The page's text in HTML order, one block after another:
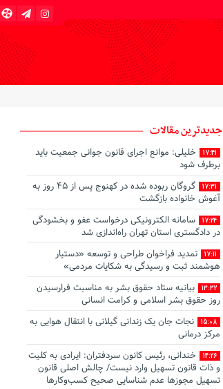
جدیدترین مقالات
17:41
خلیلی: موانع اجرای قانون جوانی جمعیت باید
برطرف شود
17:31
گروگان ربوده‌ شده در کهنوج پس از ۴۵ روز به
آغوش خانواده بازگشت
17:24
سامانه الکترونیکی درخواست عفو و بخشودگی
در دادگستری استان تهران راه‌اندازی شد
17:11
تمدید فراخوان طراحی و توسعه «دستیار
هوشمند ثبت و رسیدگی به شکایات مردمی»
13:32
بیانیه ستاد حقوق بشر به مناسبت فرارسیدن
روز حقوق بشر اسلامی و کرامت انسانی
15:08
نجات جان یک زندانی گیلانی با انتقال هوایی به
مرکز درمانی
14:26
خندانی، رئیس کانون سردفتران: ایرادی به کلیت
و ذات قانون تسهیل وارد نیست/ چالش اصلی قانون
تسهیل مجوزها عدم شناسایی صحیح کسب‌وکارها